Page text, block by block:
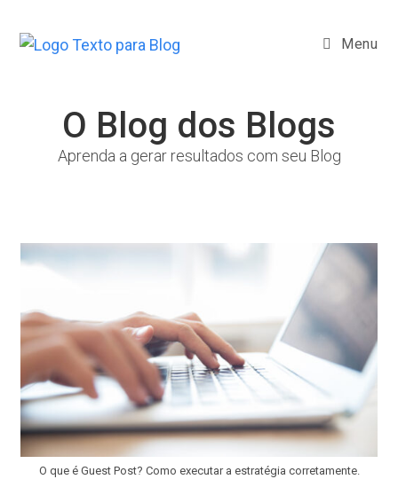
Menu
O Blog dos Blogs
Aprenda a gerar resultados com seu Blog
O que é Guest Post? Como executar a estratégia corretamente.